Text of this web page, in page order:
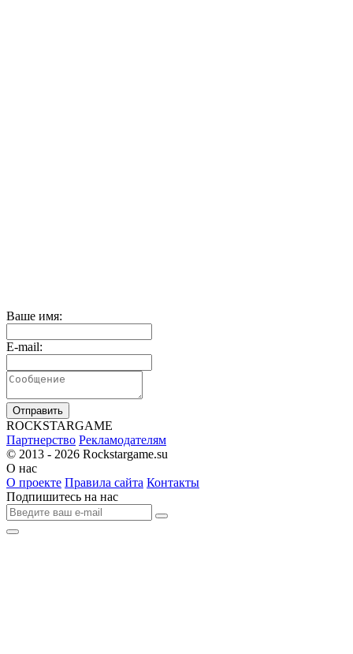
Ваше имя:
E-mail:
Отправить
ROCKSTARGAME
Партнерство Рекламодателям
© 2013 - 2026 Rockstargame.su
О нас
О проекте Правила сайта Контакты
Подпишитесь на нас